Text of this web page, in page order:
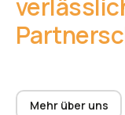
Mehr über uns